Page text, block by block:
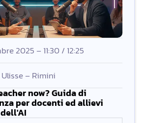
2025 – 11:30 / 12:25
– Rimini
now? Guida di
per docenti ed allievi